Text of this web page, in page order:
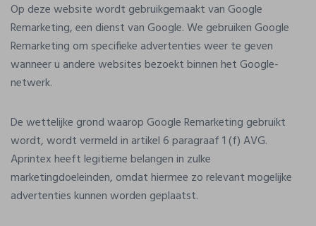
Op deze website wordt gebruikgemaakt van Google
Remarketing, een dienst van Google. We gebruiken Google
Remarketing om specifieke advertenties weer te geven
wanneer u andere websites bezoekt binnen het Google-
netwerk.
De wettelijke grond waarop Google Remarketing gebruikt
wordt, wordt vermeld in artikel 6 paragraaf 1 (f) AVG.
Aprintex heeft legitieme belangen in zulke
marketingdoeleinden, omdat hiermee zo relevant mogelijke
advertenties kunnen worden geplaatst.